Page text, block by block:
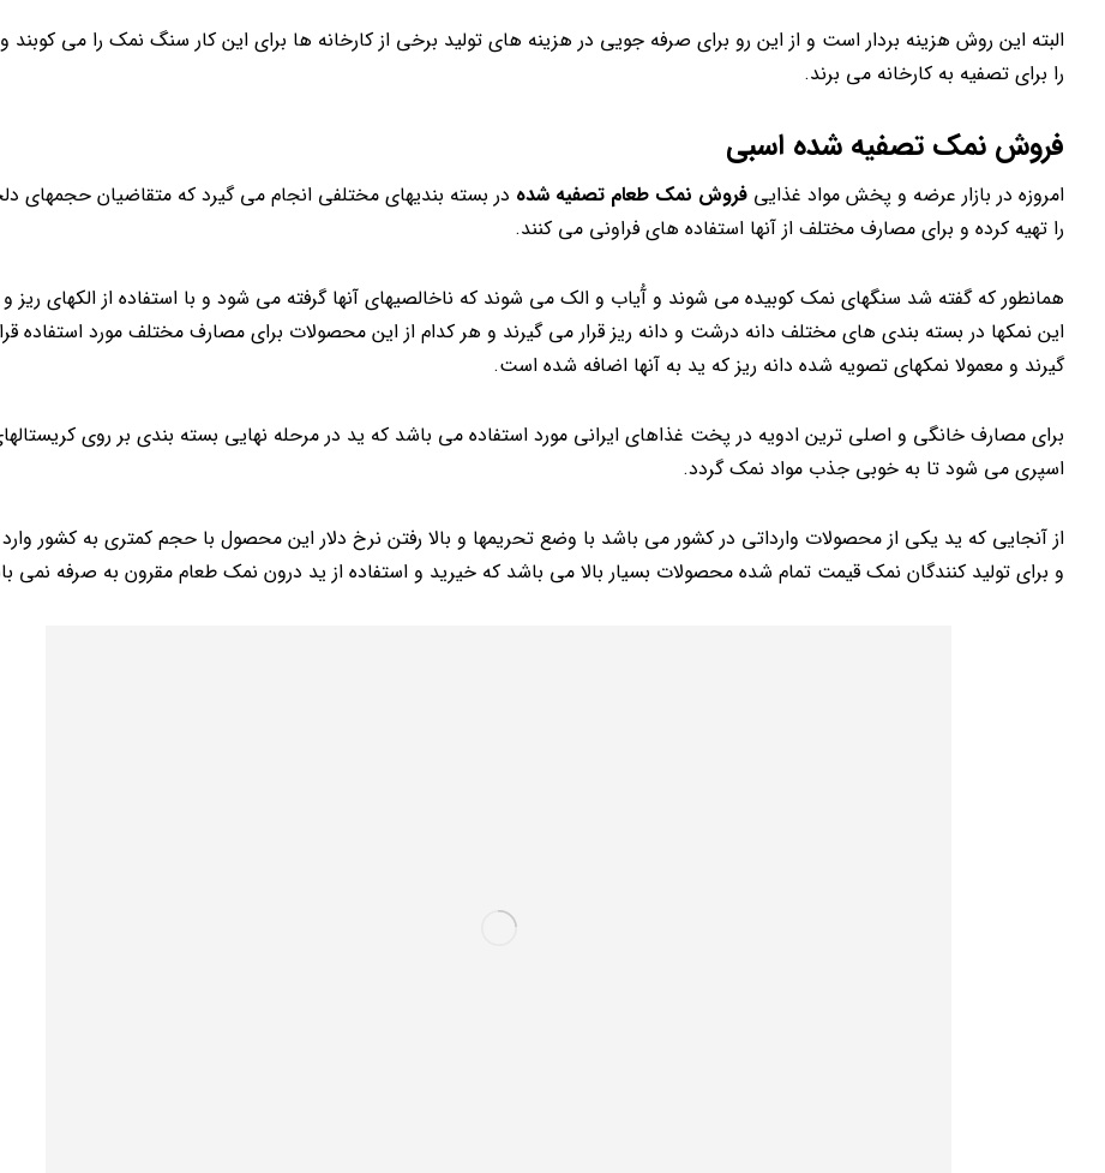
البته این روش هزینه بردار است و از این رو برای صرفه جویی در هزینه های تولید برخی از کارخانه ها برای این کار سنگ نمک را می کوبند و
را برای تصفیه به کارخانه می برند.
فروش نمک تصفیه شده اسبی
امروزه در بازار عرضه و پخش مواد غذایی فروش نمک طعام تصفیه شده در بسته بندیهای مختلفی انجام می گیرد که متقاضیان حجمهای
را تهیه کرده و برای مصارف مختلف از آنها استفاده های فراونی می کنند.
همانطور که گفته شد سنگهای نمک کوبیده می شوند و آُیاب و الک می شوند که ناخالصیهای آنها گرفته می شود و با استفاده از الکهای ریز
این نمکها در بسته بندی های مختلف دانه درشت و دانه ریز قرار می گیرند و هر کدام از این محصولات برای مصارف مختلف مورد استفاده
گیرند و معمولا نمکهای تصویه شده دانه ریز که ید به آنها اضافه شده است.
برای مصارف خانگی و اصلی ترین ادویه در پخت غذاهای ایرانی مورد استفاده می باشد که ید در مرحله نهایی بسته بندی بر روی
اسپری می شود تا به خوبی جذب مواد نمک گردد.
از آنجایی که ید یکی از محصولات وارداتی در کشور می باشد با وضع تحریمها و بالا رفتن نرخ دلار این محصول با حجم کمتری به کشور
و برای تولید کنندگان نمک قیمت تمام شده محصولات بسیار بالا می باشد که خیرید و استفاده از ید درون نمک طعام مقرون به صرفه نمی